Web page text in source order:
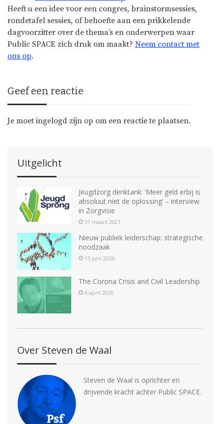
Heeft u een idee voor een congres, brainstormsessies,
rondetafel sessies, of behoefte aan een prikkelende
dagvoorzitter over de thema’s en onderwerpen waar
Public SPACE zich druk om maakt? Neem contact met
ons op.
Geef een reactie
Je moet ingelogd zijn op om een reactie te plaatsen.
Uitgelicht
Jeugdzorg denktank: ‘Meer geld erbij is
absoluut niet de oplossing’ – interview
in Zorgvisie
31 maart 2021
Nieuw publiek leiderschap: strategische
noodzaak
15 juni 2020
The Corona Crisis and Civil Leadership
6 april 2020
Over Steven de Waal
Steven de Waal is oprichter en
drijvende kracht achter Public SPACE.